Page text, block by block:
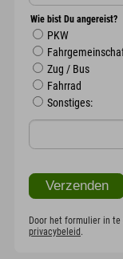
Wie bist Du angereist?
PKW
Zug / Bus
Fahrrad
Sonstiges:
Door het formulier in te
privacybeleid.